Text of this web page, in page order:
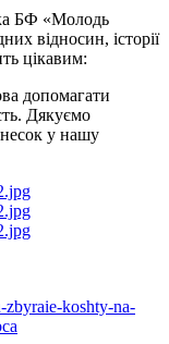
БФ «Молодь
відносин, історії
цікавим:
допомагати
Дякуємо
у нашу
zbyraie-koshty-na-